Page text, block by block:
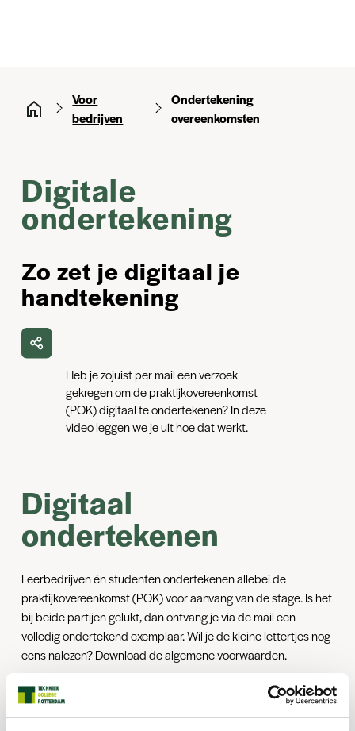
Voor
bedrijven
Ondertekening
overeenkomsten
Digitale
ondertekening
Zo zet je digitaal je
handtekening
Heb je zojuist per mail een verzoek
gekregen om de praktijkovereenkomst
(POK) digitaal te ondertekenen? In deze
video leggen we je uit hoe dat werkt.
Digitaal
ondertekenen
Leerbedrijven én studenten ondertekenen allebei de
praktijkovereenkomst (POK) voor aanvang van de stage. Is het
bij beide partijen gelukt, dan ontvang je via de mail een
volledig ondertekend exemplaar. Wil je de kleine lettertjes nog
eens nalezen? Download de algemene voorwaarden.
Download algemene voorwaarden